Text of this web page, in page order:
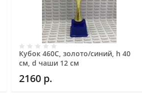
Кубок 460C, золото/синий, h 40
см, d чаши 12 см
2160р.